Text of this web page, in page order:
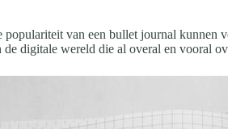
van een bullet journal kunnen
digitale wereld die al overal en vooral